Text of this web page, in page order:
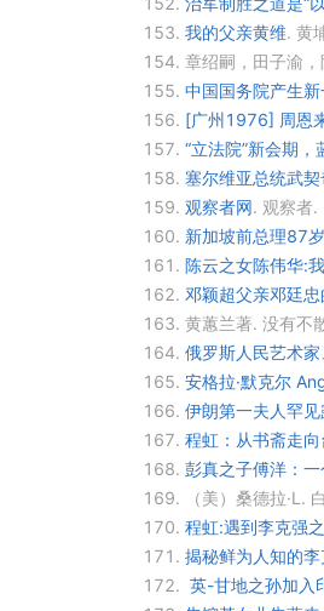
153. 我的父亲黄维. 黄
154. 章绍嗣，田子渝
155. 中国国务院产生
156. [广州1976] 周恩
157. “立法院”新会期，
158. 塞尔维亚总统武
159. 观察者网. 观察者.
160. 新加坡前总理87
161. 陈云之女陈伟华:
162. 邓颖超父亲邓廷
163. 黄蕙兰著. 没有不
164. 俄罗斯人民艺术
165. 安格拉·默克尔
166. 伊朗第一夫人罕
167. 程虹：从书斋走
168. 彭真之子傅洋：
169.
（美）桑德拉·L.
170. 程虹:遇到李克强
171. 揭秘鲜为人知的
172. 英-甘地之孙加入